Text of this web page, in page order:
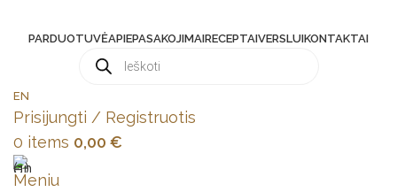
PARDUOTUVĖAPIEPASAKOJIMAIRECEPTAIVERSLUIKONTAKTAI
EN
Prisijungti / Registruotis
0 items 0,00 €
Meniu